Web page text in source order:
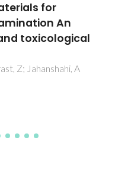
state
containing concrete
P; Ferreira, VM